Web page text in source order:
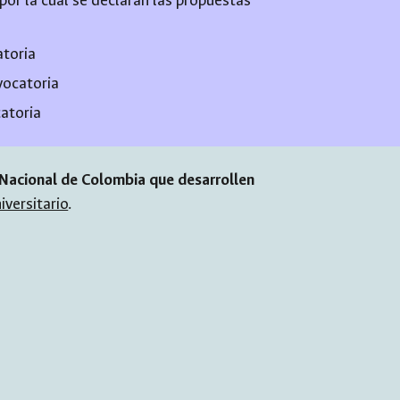
de Colombia que desarrollen
.